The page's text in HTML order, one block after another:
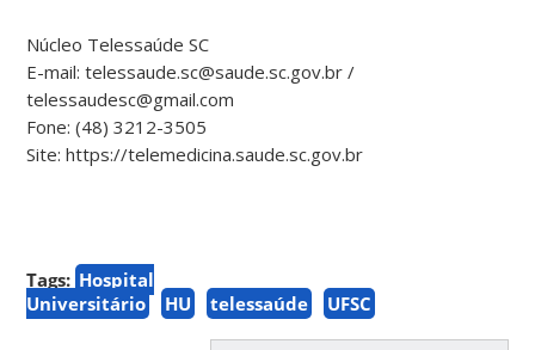
Núcleo Telessaúde SC
E-mail: telessaude.sc@saude.sc.gov.br /
telessaudesc@gmail.com
Fone: (48) 3212-3505
Site: https://telemedicina.saude.sc.gov.br
Tags: Hospital
Universitário
HU telessaúde UFSC